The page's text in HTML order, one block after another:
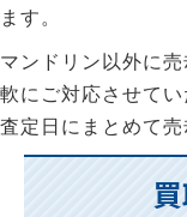
ます。
マンドリン以外に
軟にご対応させてい
査定日にまとめて売